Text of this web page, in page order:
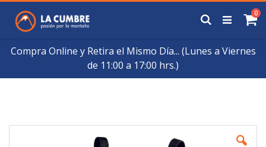
Compra Online y Retira el Mismo Día... (Lunes a Viernes
de 11:00 a 17:00 hrs.)
Contenido
0
Buscar